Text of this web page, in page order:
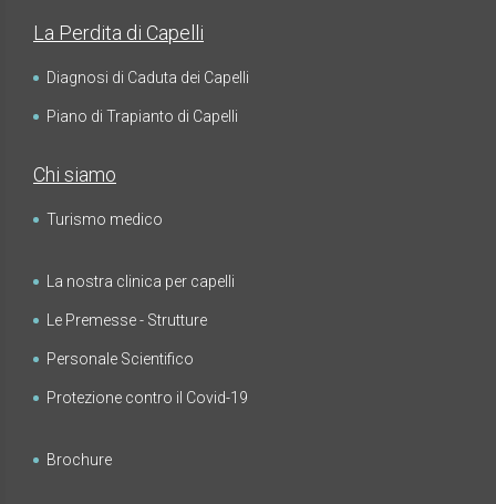
La Perdita di Capelli
Diagnosi di Caduta dei Capelli
Piano di Trapianto di Capelli
Chi siamo
Turismo medico
La nostra clinica per capelli
Le Premesse - Strutture
Personale Scientifico
Protezione contro il Covid-19
Brochure